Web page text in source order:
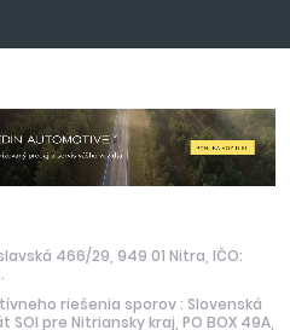
466/29, 949 01 Nitra, IČO:
riešenia sporov : Slovenská
pre Nitriansky kraj, PO BOX 49A,